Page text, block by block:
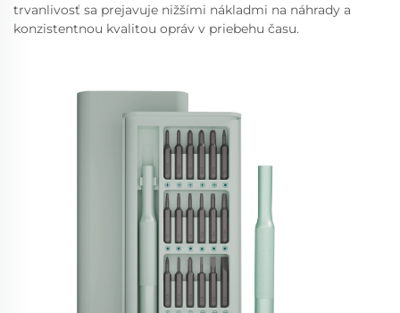
trvanlivosť sa prejavuje nižšími nákladmi na náhrady a
konzistentnou kvalitou opráv v priebehu času.